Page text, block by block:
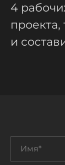
4
и
Имя*